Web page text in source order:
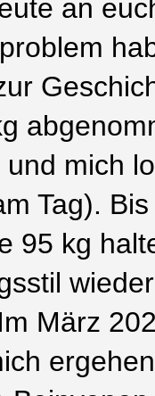
an
mich
Tag).
95 kg
März